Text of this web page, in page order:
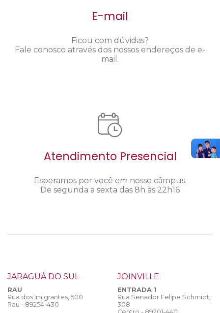
E-mail
Ficou com dúvidas?
Fale conosco através dos nossos endereços de e-
mail.
Atendimento Presencial
Esperamos por você em nosso câmpus.
De segunda a sexta das 8h às 22h16
JARAGUÁ DO SUL
RAU
Rua dos Imigrantes, 500
Rau - 89254-430
JOINVILLE
ENTRADA 1
Rua Senador Felipe Schmidt,
308
Centro - 89201-440